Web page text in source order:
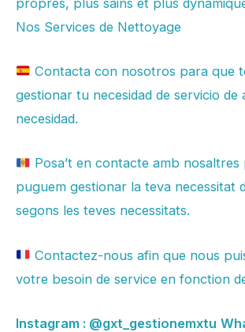
Nos Services de Nettoyage
Contacta con nosotros para que
gestionar tu necesidad de servicio de
necesidad.
Posa’t en contacte amb nosaltres
puguem gestionar la teva necessitat
segons les teves necessitats.
Contactez-nous afin que nous
votre besoin de service en fonction
Instagram : @gxt_gestionemxtu